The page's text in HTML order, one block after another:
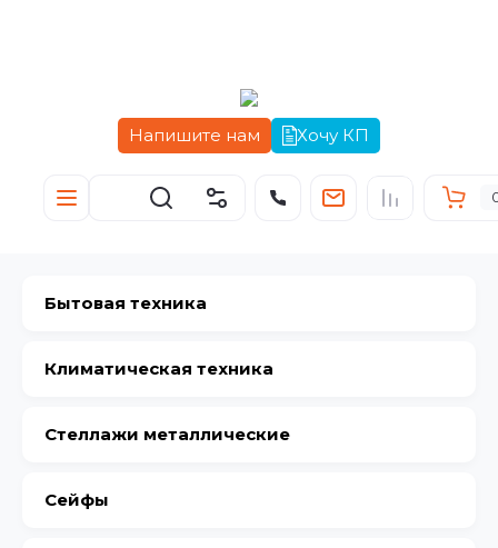
Напишите нам Хочу КП
Бытовая техника
Климатическая техника
Стеллажи металлические
Сейфы